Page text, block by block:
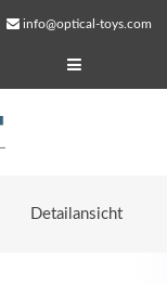
info@optical-toys.com
Detailansicht